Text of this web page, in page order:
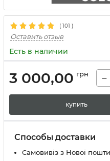
( 101 )
Оставить отзыв
Есть в наличии
3 000,00 грн −
купить
Способы доставки
Самовивіз з Нової пошти